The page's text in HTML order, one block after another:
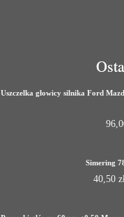
Uszczelka głowicy silnika Ford
Simering
40,50